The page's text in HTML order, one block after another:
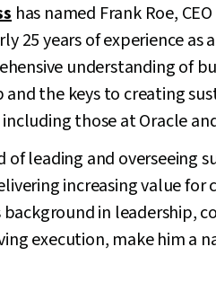
has named Frank Roe,
25 years of experience as
understanding of
the keys to creating
those at Oracle
of leading and overseeing
increasing value for
background in
execution, make him a